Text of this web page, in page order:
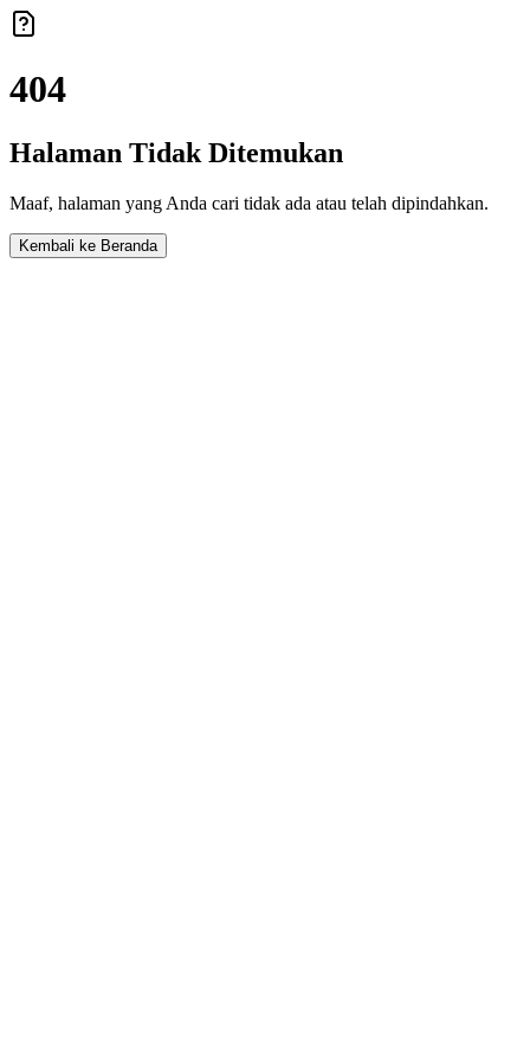
404
Halaman Tidak Ditemukan
Maaf, halaman yang Anda cari tidak ada atau telah dipindahkan.
Kembali ke Beranda